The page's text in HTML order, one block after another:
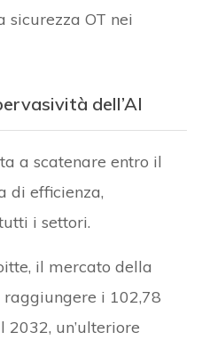
sicurezza OT nei
dell’AI
a scatenare entro il
di efficienza,
i settori.
il mercato della
i 102,78
un’ulteriore